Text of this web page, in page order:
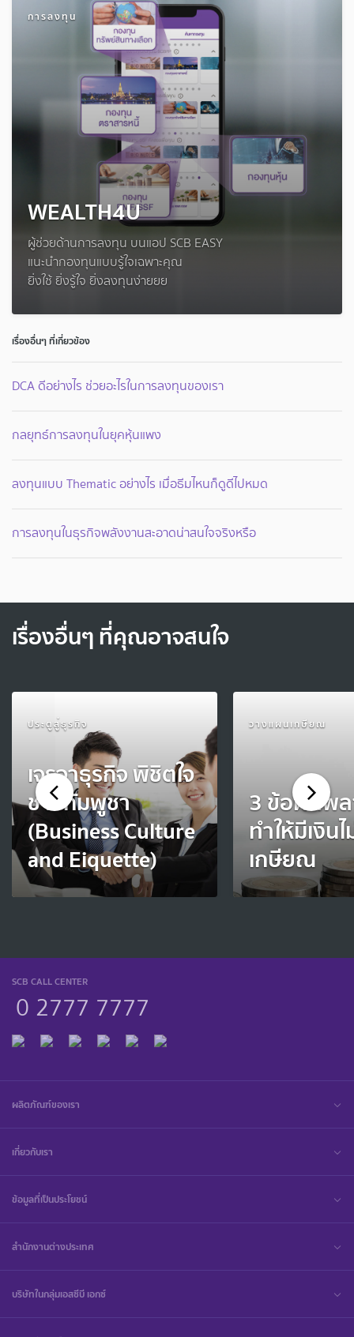
การลงทุน
WEALTH4U
ผู้ช่วยด้านการลงทุน บนแอป SCB EASY
แนะนำกองทุนแบบรู้ใจเฉพาะคุณ
ยิ่งใช้ ยิ่งรู้ใจ ยิ่งลงทุนง่ายยย
เรื่องอื่นๆ ที่เกี่ยวข้อง
DCA ดีอย่างไร ช่วยอะไรในการลงทุนของเรา
กลยุทธ์การลงทุนในยุคหุ้นแพง
ลงทุนแบบ Thematic อย่างไร เมื่อธีมไหนก็ดูดีไปหมด
การลงทุนในธุรกิจพลังงานสะอาดน่าสนใจจริงหรือ
เรื่องอื่นๆ ที่คุณอาจสนใจ
ประตูสู่ธุรกิจ
เจรจาธุรกิจ พิชิตใจ
ชาวกัมพูชา
(Business Culture
and Eiquette)
วางแผนเกษียณ
3 ข้อผิดพ
ทำให้มีเงิน
เกษียณ
SCB CALL CENTER
0 2777 7777
ผลิตภัณฑ์ของเรา
เกี่ยวกับเรา
ข้อมูลที่เป็นประโยชน์
สำนักงานต่างประเทศ
บริษัทในกลุ่มเอสซีบี เอกซ์